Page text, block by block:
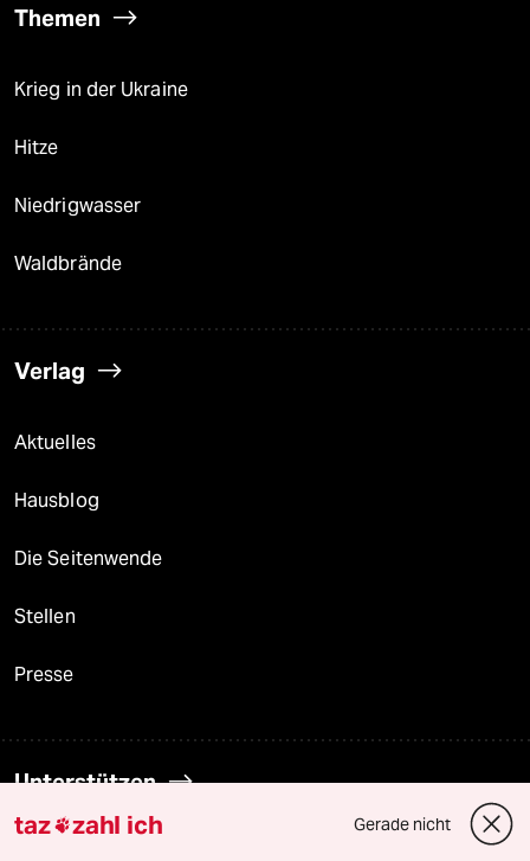
Themen
Krieg in der Ukraine
Hitze
Niedrigwasser
Waldbrände
Verlag
Aktuelles
Hausblog
Die Seitenwende
Stellen
Presse
Unterstützen
taz zahl ich Gerade nicht